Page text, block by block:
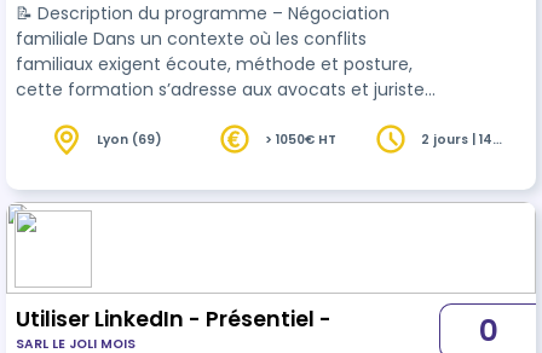
📝 Description du programme – Négociation
familiale Dans un contexte où les conflits
familiaux exigent écoute, méthode et posture,
cette formation s’adresse aux avocats et juristes
négociation. Conçue pour les praticiens du droit
méthode DBS (Diagnostic – Buts – Stratégies), un
cadre structurant pour préparer et conduire une
Lyon (69) > 1050€ HT
2 jours | 14
Utiliser LinkedIn - Présentiel -
SARL LE JOLI MOIS 0